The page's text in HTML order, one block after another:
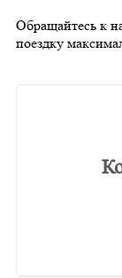
Обращайтесь к
поездку